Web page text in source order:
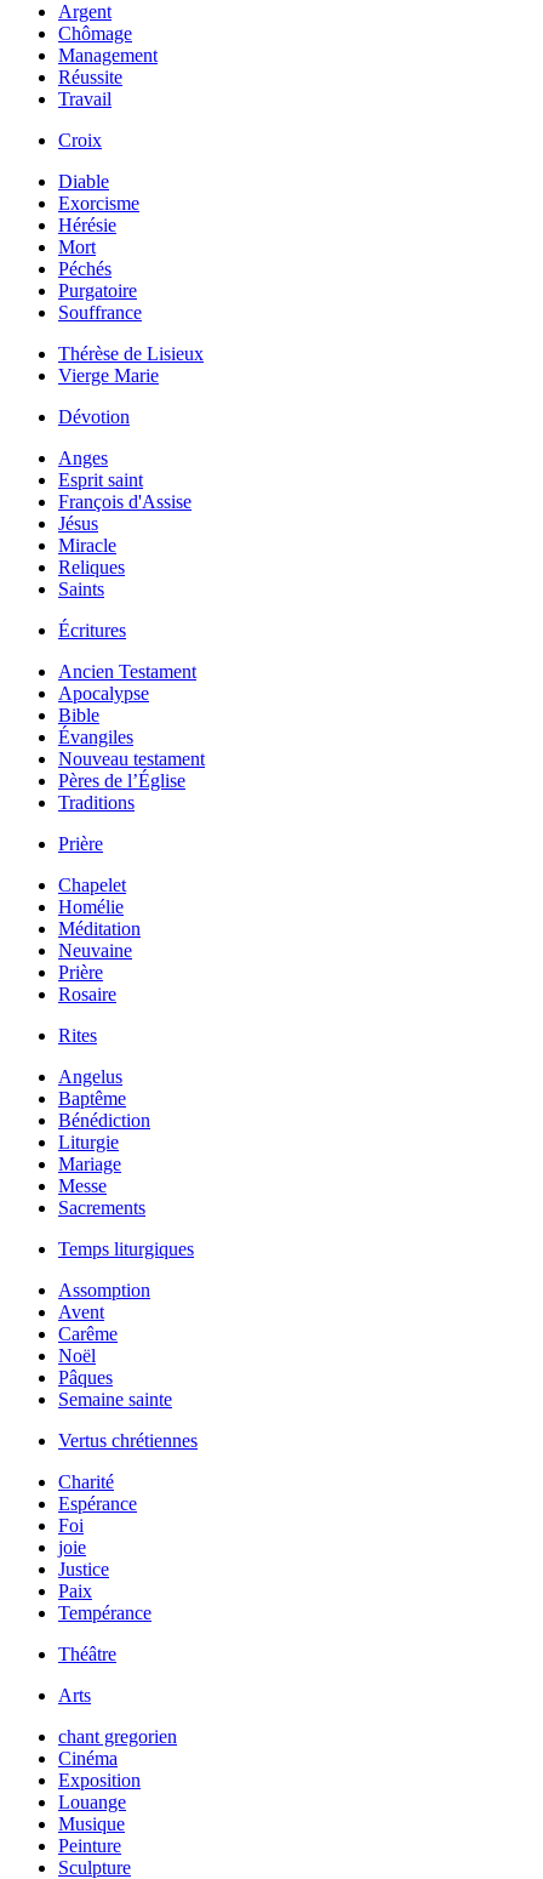
Argent
Chômage
Management
Réussite
Travail
Croix
Diable
Exorcisme
Hérésie
Mort
Péchés
Purgatoire
Souffrance
Thérèse de Lisieux
Vierge Marie
Dévotion
Anges
Esprit saint
François d'Assise
Jésus
Miracle
Reliques
Saints
Écritures
Ancien Testament
Apocalypse
Bible
Évangiles
Nouveau testament
Pères de l’Église
Traditions
Prière
Chapelet
Homélie
Méditation
Neuvaine
Prière
Rosaire
Rites
Angelus
Baptême
Bénédiction
Liturgie
Mariage
Messe
Sacrements
Temps liturgiques
Assomption
Avent
Carême
Noël
Pâques
Semaine sainte
Vertus chrétiennes
Charité
Espérance
Foi
joie
Justice
Paix
Tempérance
Théâtre
Arts
chant gregorien
Cinéma
Exposition
Louange
Musique
Peinture
Sculpture